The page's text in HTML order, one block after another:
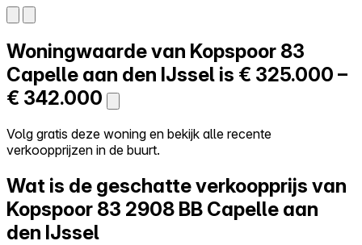
Zelf kopen
Alles-in-één
Reviews
Prijzen
Log in
Probeer Walter gratis
Woningwaarde van Kopspoor 83
Capelle aan den IJssel is € 325.000 –
€ 342.000
Volg gratis deze woning en bekijk alle recente
verkoopprijzen in de buurt.
Wat is de geschatte verkoopprijs van
Kopspoor 83 2908 BB Capelle aan
den IJssel